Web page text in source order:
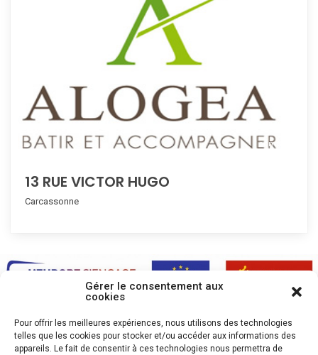
Gérer le consentement aux
cookies
Pour offrir les meilleures expériences, nous utilisons des technologies
telles que les cookies pour stocker et/ou accéder aux informations des
appareils. Le fait de consentir à ces technologies nous permettra de
compare
13 RUE VICTOR HUGO
Carcassonne